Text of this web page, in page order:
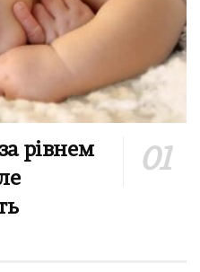
рівнем